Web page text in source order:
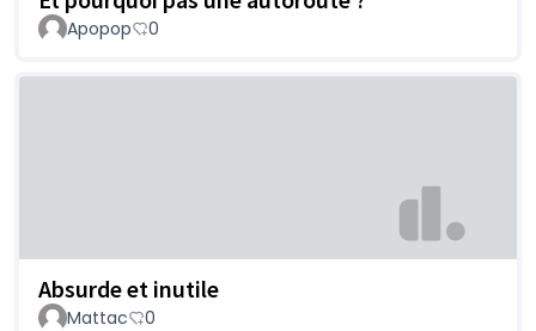
Apopop 0
Absurde et inutile
Mattac 0